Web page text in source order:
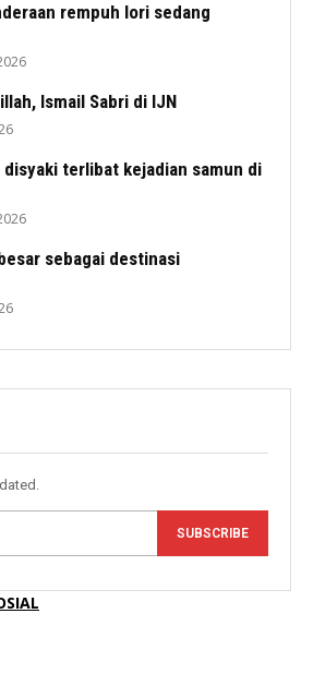
rempuh lori sedang
Ismail Sabri di IJN
terlibat kejadian samun di
sebagai destinasi
SUBSCRIBE